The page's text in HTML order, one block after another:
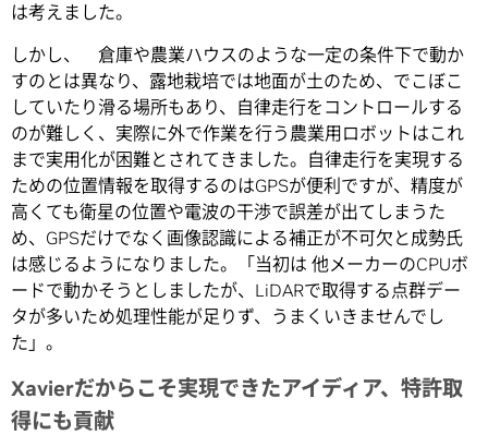
は考えました。
しかし、 倉庫や農業ハウスのような一定の条件下で動か
すのとは異なり、露地栽培では地面が土のため、でこぼこ
していたり滑る場所もあり、自律走行をコントロールする
のが難しく、実際に外で作業を行う農業用ロボットはこれ
まで実用化が困難とされてきました。自律走行を実現する
ための位置情報を取得するのはGPSが便利ですが、精度が
高くても衛星の位置や電波の干渉で誤差が出てしまうた
め、GPSだけでなく画像認識による補正が不可欠と成勢氏
は感じるようになりました。「当初は 他メーカーのCPUボ
ードで動かそうとしましたが、LiDARで取得する点群デー
タが多いため処理性能が足りず、うまくいきませんでし
た」。
Xavierだからこそ実現できたアイディア、特許取
得にも貢献